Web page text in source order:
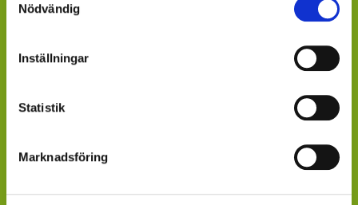
Nödvändig
Inställningar
Statistik
Marknadsföring
Eftersom Elmia Garden är en mässa och mötesplats för
branschens aktörer krävs en inbjudan från utställare för
att få en entrébiljett.
Kontakta Patrik, så sänder jag en inbjudan som du kan
aktivera till entrébiljett på Elmia Gardens hemsida.